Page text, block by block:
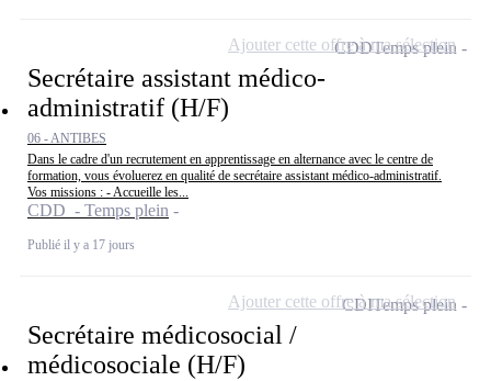
Secrétaire assistant médico-
administratif (H/F)
06 - ANTIBES
Dans le cadre d'un recrutement en apprentissage en alternance avec le centre de
formation, vous évoluerez en qualité de secrétaire assistant médico-administratif.
Vos missions : - Accueille les...
CDD - Temps plein
Publié il y a 17 jours
CDDTemps plein
Ajouter cette offre à ma sélection
Secrétaire médicosocial /
médicosociale (H/F)
CDITemps plein
Ajouter cette offre à ma sélection